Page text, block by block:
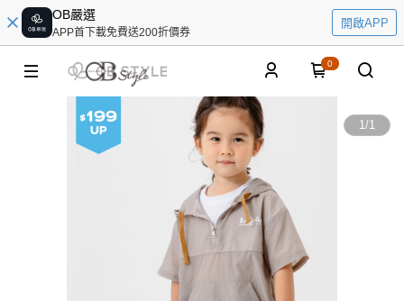
OB嚴選
APP首下載免費送200折價券
開啟APP
0
1/1